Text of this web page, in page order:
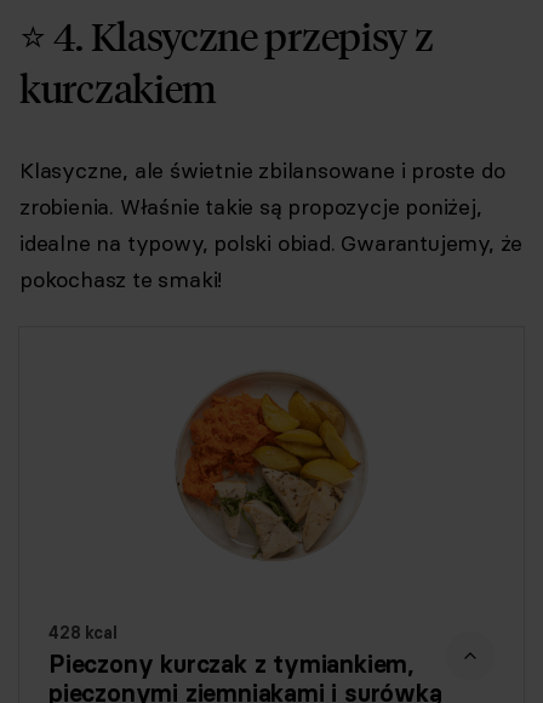
⭐ 4. Klasyczne przepisy z
kurczakiem
Klasyczne, ale świetnie zbilansowane i proste do
zrobienia. Właśnie takie są propozycje poniżej,
idealne na typowy, polski obiad. Gwarantujemy, że
pokochasz te smaki!
428 kcal
Pieczony kurczak z tymiankiem,
pieczonymi ziemniakami i surówką